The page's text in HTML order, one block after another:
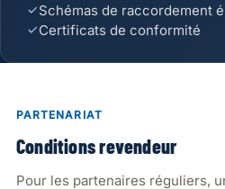
Schémas de raccordement
Certificats de conformité
PARTENARIAT
Conditions revendeur
Pour les partenaires réguliers,